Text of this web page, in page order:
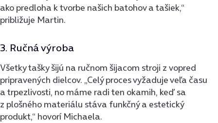
ako predloha k tvorbe našich batohov a tašiek,“
približuje Martin.
3. Ručná výroba
Všetky tašky šijú na ručnom šijacom stroji z vopred
pripravených dielcov. „Celý proces vyžaduje veľa času
a trpezlivosti, no máme radi ten okamih, keď sa
z plošného materiálu stáva funkčný a estetický
produkt,“ hovorí Michaela.